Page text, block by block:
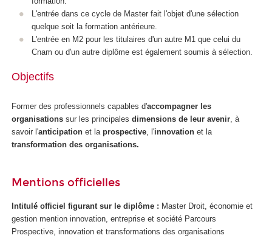
L'entrée dans ce cycle de Master fait l'objet d'une sélection
quelque soit la formation antérieure.
L'entrée en M2 pour les titulaires d'un autre M1 que celui du
Cnam ou d'un autre diplôme est également soumis à sélection.
Objectifs
Former des professionnels capables d'accompagner les
organisations sur les principales dimensions de leur avenir , à
savoir l'anticipation et la prospective , l'innovation et la
transformation des organisations.
Mentions officielles
Intitulé officiel figurant sur le diplôme : Master Droit, économie et
gestion mention innovation, entreprise et société Parcours
Prospective, innovation et transformations des organisations